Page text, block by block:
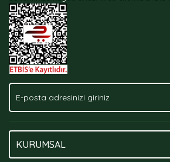
Ürün fiyatı diğer sitelerden daha pahalı.
Bu ürüne benzer farklı alternatifler olmalı.
KURUMSAL